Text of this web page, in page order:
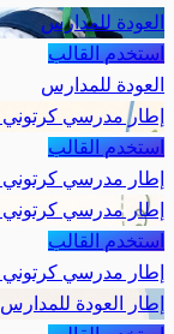
العودة للمدارس
استخدم القالب
العودة للمدارس
إطار مدرسي
استخدم القالب
إطار مدرسي
إطار مدرسي
استخدم القالب
إطار مدرسي
إطار العودة للمدارس